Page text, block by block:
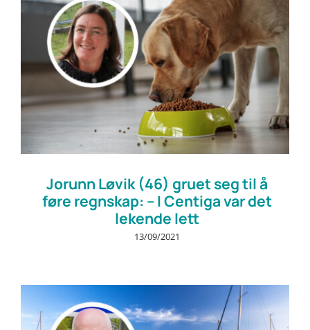
Jorunn Løvik (46) gruet seg til å
føre regnskap: – I Centiga var det
lekende lett
13/09/2021